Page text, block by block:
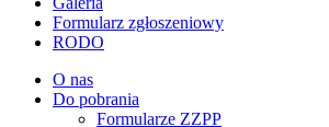
Formularz zgłoszeniowy
RODO
O nas
Do pobrania
Formularze ZZPP